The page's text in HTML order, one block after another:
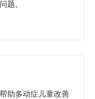
题。
助多动症儿童改善